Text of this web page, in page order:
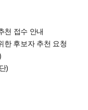
천 접수 안내
한 후보자 추천 요청
)